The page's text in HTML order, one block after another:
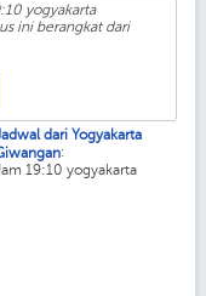
yogyakarta
ini berangkat dari
dari Yogyakarta
:
19:10 yogyakarta